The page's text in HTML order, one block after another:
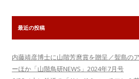
最近の投稿
内藤靖彦博士に山階芳麿賞を贈呈／聟島の
ーほか「山階鳥研NEWS」2024年7月号